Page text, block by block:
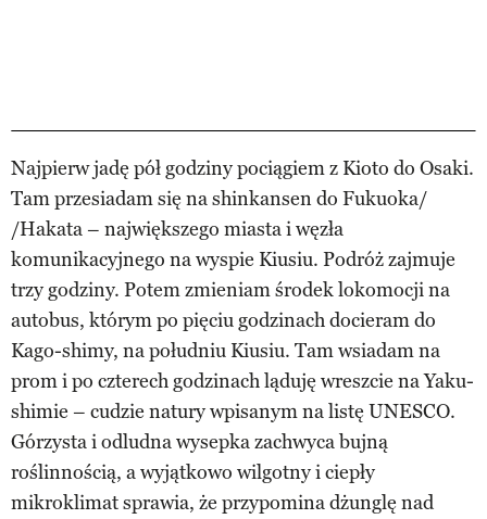
Najpierw jadę pół godziny pociągiem z Kioto do Osaki.
Tam przesiadam się na shinkansen do Fukuoka/
/Hakata – największego miasta i węzła
komunikacyjnego na wyspie Kiusiu. Podróż zajmuje
trzy godziny. Potem zmieniam środek lokomocji na
autobus, którym po pięciu godzinach docieram do
Kago-shimy, na południu Kiusiu. Tam wsiadam na
prom i po czterech godzinach ląduję wreszcie na Yaku-
shimie – cudzie natury wpisanym na listę UNESCO.
Górzysta i odludna wysepka zachwyca bujną
roślinnością, a wyjątkowo wilgotny i ciepły
mikroklimat sprawia, że przypomina dżunglę nad